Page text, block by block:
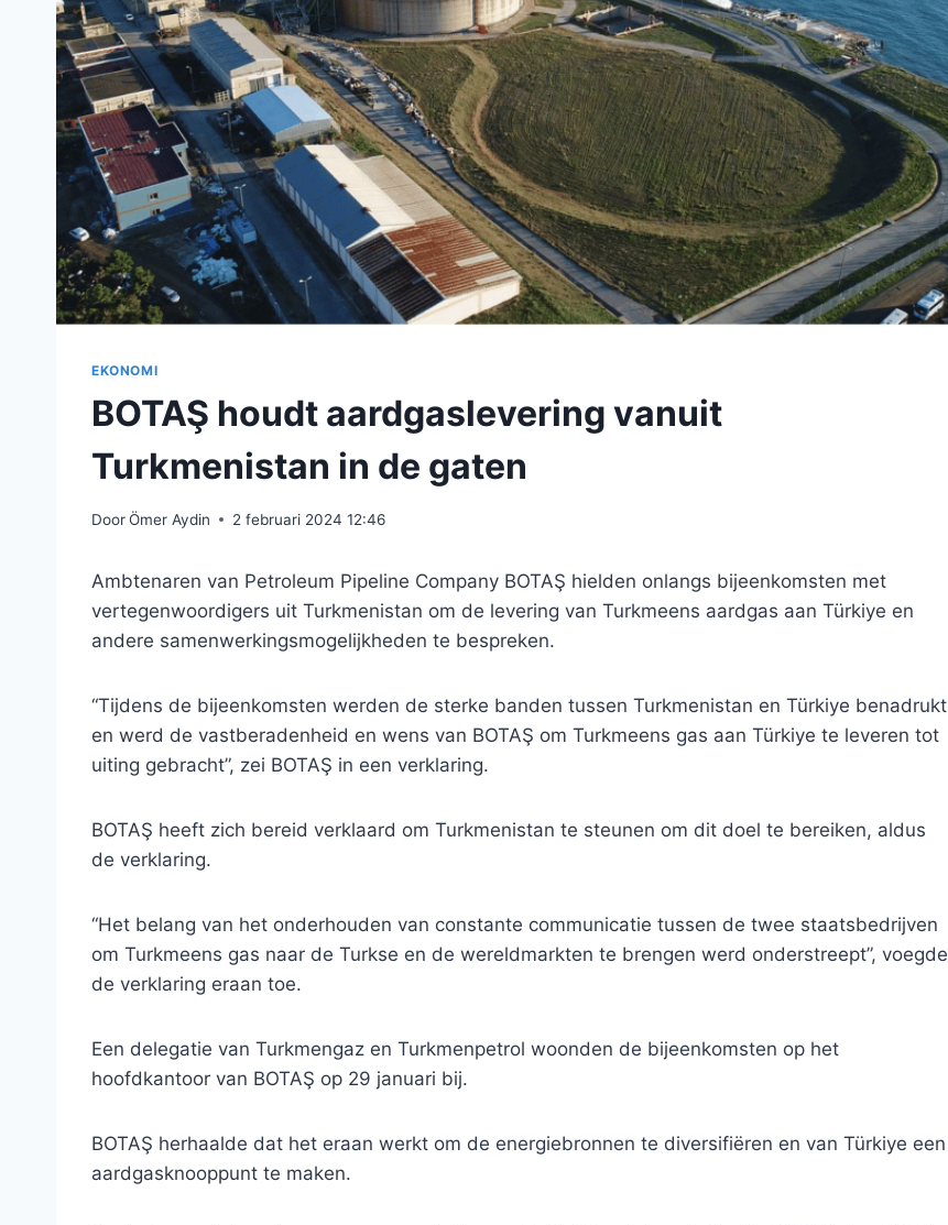
EKONOMI
BOTAŞ houdt aardgaslevering vanuit
Turkmenistan in de gaten
DoorÖmer Aydin 2 februari 2024 12:46
Ambtenaren van Petroleum Pipeline Company BOTAŞ hielden onlangs bijeenkomsten met
vertegenwoordigers uit Turkmenistan om de levering van Turkmeens aardgas aan Türkiye en
andere samenwerkingsmogelijkheden te bespreken.
“Tijdens de bijeenkomsten werden de sterke banden tussen Turkmenistan en Türkiye benadrukt
en werd de vastberadenheid en wens van BOTAŞ om Turkmeens gas aan Türkiye te leveren tot
uiting gebracht”, zei BOTAŞ in een verklaring.
BOTAŞ heeft zich bereid verklaard om Turkmenistan te steunen om dit doel te bereiken, aldus
de verklaring.
“Het belang van het onderhouden van constante communicatie tussen de twee staatsbedrijven
om Turkmeens gas naar de Turkse en de wereldmarkten te brengen werd onderstreept”, voegde
de verklaring eraan toe.
Een delegatie van Turkmengaz en Turkmenpetrol woonden de bijeenkomsten op het
hoofdkantoor van BOTAŞ op 29 januari bij.
BOTAŞ herhaalde dat het eraan werkt om de energiebronnen te diversifiëren en van Türkiye een
aardgasknooppunt te maken.